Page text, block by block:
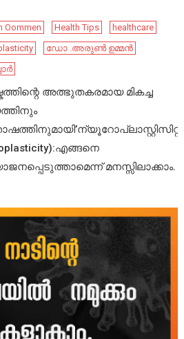
Oommen Health Tips
healthcare
ഡോ .അരുൺ ഉമ്മൻ
അത്ഭുതകരമായ മികച്ച
മനസ്സിലാക്കാം.